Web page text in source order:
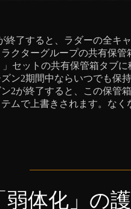
終了すると、ラダーの全キ
クターグループの共有保
」セットの共有保管箱タブ
ン2期間中ならいつでも保
2が終了すると、この保管
ムで上書きされます。な
体化」の